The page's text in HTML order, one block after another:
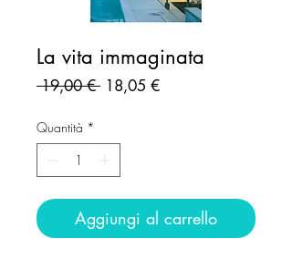
La vita immaginata
19,00 € Prezzo
18,05 €Prezzo
Quantità *
Aggiungi al carrello